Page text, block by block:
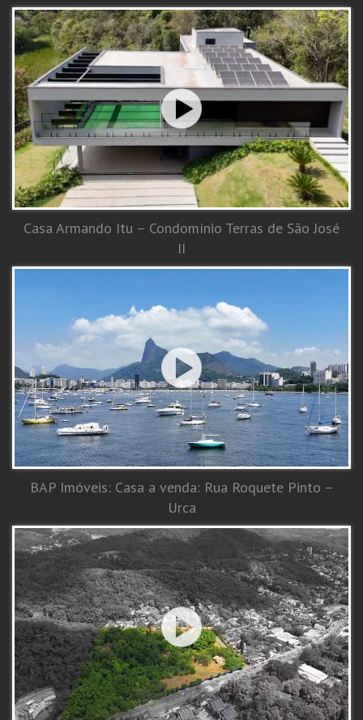
Casa Armando Itu – Condomínio Terras de São José
II
BAP Imóveis: Casa a venda: Rua Roquete Pinto –
Urca